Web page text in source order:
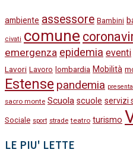
ambiente assessore Bambini
civati comune
emergenza epidemia eventi
Lavori Lavoro lombardia Mobilità
Estense pandemia
sacro monte Scuola scuole servizi
Sociale sport strade teatro turismo
LE PIU' LETTE